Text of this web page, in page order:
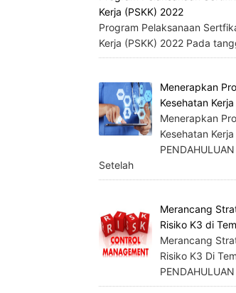
Kerja (PSKK) 2022
Program Pelaksanaan
Kerja (PSKK) 2022 Pada
Menerapkan
Kesehatan Kerja
Menerapkan
Kesehatan Kerja
Setelah
Merancang
Risiko K3 di
Merancang
Risiko K3 Di